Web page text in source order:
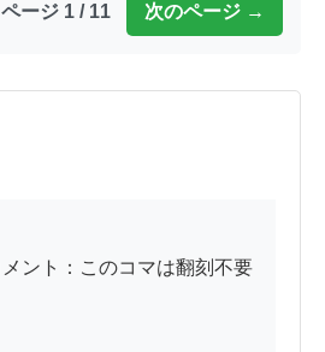
ページ 1 / 11 次のページ →